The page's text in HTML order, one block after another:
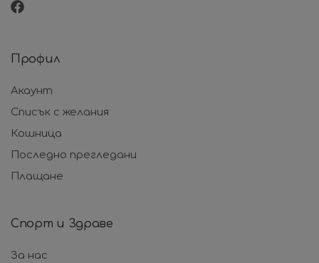
Профил
Акаунт
Списък с желания
Кошница
Последно прегледани
Плащане
Спорт и Здраве
За нас